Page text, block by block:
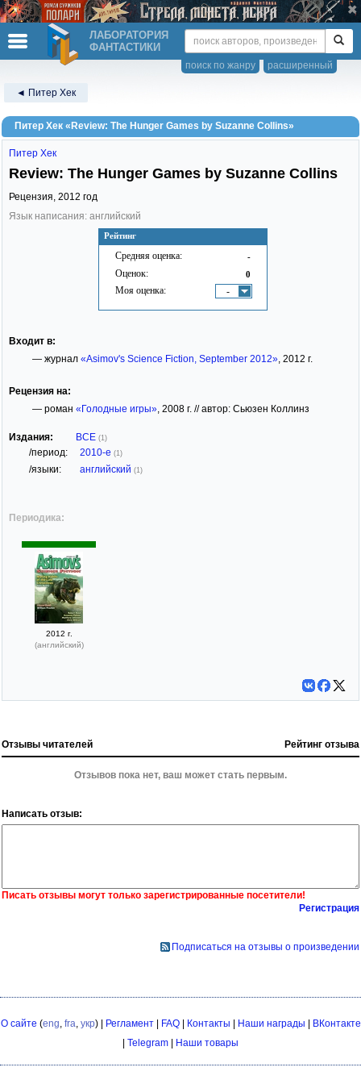
ЛАБОРАТОРИЯ
ФАНТАСТИКИ
расширенный
поиск по жанру
◄ Питер Хек
Питер Хек «Review: The Hunger Games by Suzanne Collins»
Рейтинг
Средняя оценка: -
Оценок: 0
Моя оценка: -
Питер Хек
Review: The Hunger Games by Suzanne Collins
Рецензия, 2012 год
Язык написания: английский
Входит в:
— журнал «Asimov's Science Fiction, September 2012», 2012 г.
Рецензия на:
— роман «Голодные игры», 2008 г. // автор: Сьюзен Коллинз
Издания: ВСЕ (1)
/период: 2010-е (1)
/языки: английский (1)
Периодика:
2012 г.
(английский)
Отзывы читателей Рейтинг отзыва
Отзывов пока нет, ваш может стать первым.
Написать отзыв:
Писать отзывы могут только зарегистрированные посетители!
Регистрация
Подписаться на отзывы о произведении
О сайте (eng fra укр) | Регламент| FAQ| Контакты | Наши награды | ВКонтакте
| Telegram | Наши товары